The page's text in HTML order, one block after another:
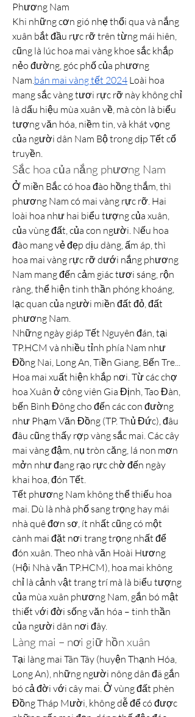
Phương Nam
Khi những cơn gió nhẹ thổi qua và nắng
xuân bắt đầu rực rỡ trên từng mái hiên,
cũng là lúc hoa mai vàng khoe sắc khắp
nẻo đường, góc phố của phương
Nam.bán mai vàng tết 2024 Loài hoa
mang sắc vàng tươi rực rỡ này không chỉ
là dấu hiệu mùa xuân về, mà còn là biểu
tượng văn hóa, niềm tin, và khát vọng
của người dân Nam Bộ trong dịp Tết cổ
truyền.
Sắc hoa của nắng phương Nam
Ở miền Bắc có hoa đào hồng thắm, thì
phương Nam có mai vàng rực rỡ. Hai
loài hoa như hai biểu tượng của xuân,
của vùng đất, của con người. Nếu hoa
đào mang vẻ đẹp dịu dàng, ấm áp, thì
hoa mai vàng rực rỡ dưới nắng phương
Nam mang đến cảm giác tươi sáng, rộn
ràng, thể hiện tinh thần phóng khoáng,
lạc quan của người miền đất đỏ, đất
phương Nam.
Những ngày giáp Tết Nguyên đán, tại
TP.HCM và nhiều tỉnh phía Nam như
Đồng Nai, Long An, Tiền Giang, Bến Tre...
Hoa mai xuất hiện khắp nơi. Từ các chợ
hoa Xuân ở công viên Gia Định, Tao Đàn,
bến Bình Đông cho đến các con đường
như Phạm Văn Đồng (TP. Thủ Đức), đâu
đâu cũng thấy rợp vàng sắc mai. Các cây
mai vàng đậm, nụ tròn căng, lá non mơn
mởn như đang rạo rực chờ đến ngày
khai hoa, đón Tết.
Tết phương Nam không thể thiếu hoa
mai. Dù là nhà phố sang trọng hay mái
nhà quê đơn sơ, ít nhất cũng có một
cành mai đặt nơi trang trọng nhất để
đón xuân. Theo nhà văn Hoài Hương
(Hội Nhà văn TP.HCM), hoa mai không
chỉ là cảnh vật trang trí mà là biểu tượng
của mùa xuân phương Nam, gắn bó mật
thiết với đời sống văn hóa – tinh thần
của người dân nơi đây.
Làng mai – nơi giữ hồn xuân
Tại làng mai Tân Tây (huyện Thạnh Hóa,
Long An), những người nông dân đã gắn
bó cả đời với cây mai. Ở vùng đất phèn
Đồng Tháp Mười, không dễ để có được